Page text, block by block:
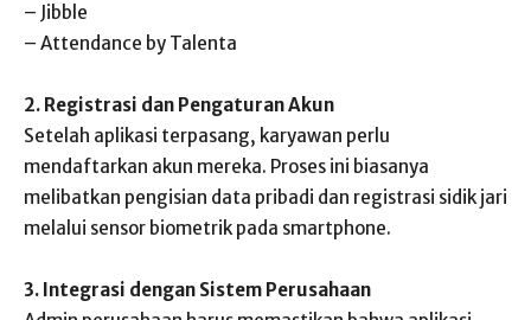
– Jibble
– Attendance by Talenta
2. Registrasi dan Pengaturan Akun
Setelah aplikasi terpasang, karyawan perlu
mendaftarkan akun mereka. Proses ini biasanya
melibatkan pengisian data pribadi dan registrasi sidik jari
melalui sensor biometrik pada smartphone.
3. Integrasi dengan Sistem Perusahaan